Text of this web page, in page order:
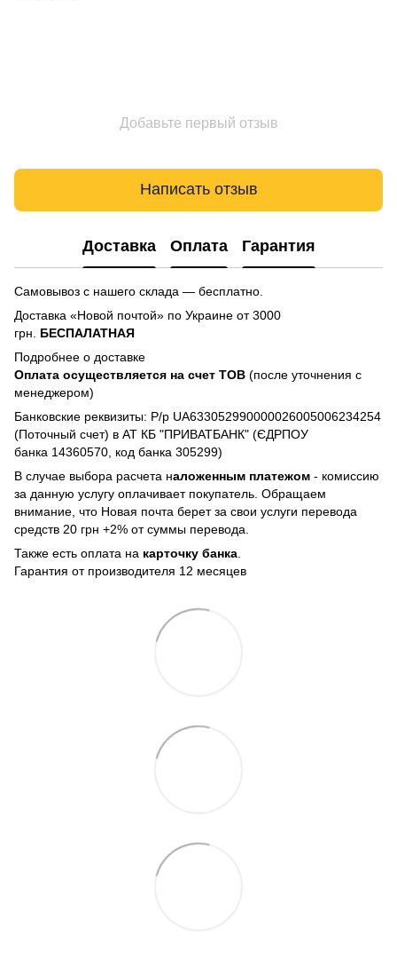
Добавьте первый отзыв
Написать отзыв
Доставка Оплата Гарантия
Самовывоз с нашего склада — бесплатно.
Доставка «Новой почтой» по Украине от 3000
грн. БЕСПАЛАТНАЯ
Подробнее о доставке
Оплата осуществляется на счет TOB (после уточнения с
менеджером)
Банковские реквизиты: Р/р UA633052990000026005006234254
(Поточный счет) в АТ КБ "ПРИВАТБАНК" (ЄДРПОУ
банка 14360570, код банка 305299)
В случае выбора расчета наложенным платежом - комиссию
за данную услугу оплачивает покупатель. Обращаем
внимание, что Новая почта берет за свои услуги перевода
средств 20 грн +2% от суммы перевода.
Также есть оплата на карточку банка
Гарантия от производителя 12 месяцев